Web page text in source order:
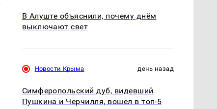
В Алуште объяснили, почему днём
выключают свет
Новости Крыма день назад
Симферопольский дуб, видевший
Пушкина и Черчилля, вошел в топ-5